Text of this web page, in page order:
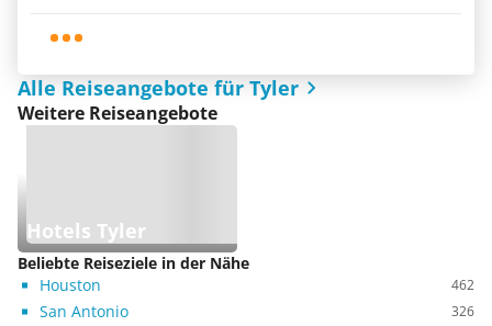
Alle Reiseangebote für Tyler
Weitere Reiseangebote
Hotels Tyler
Beliebte Reiseziele in der Nähe
Houston
462
San Antonio 326